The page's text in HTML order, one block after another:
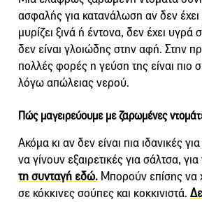
ασφαλής για κατανάλωση αν δεν
μυρίζει ξινά ή έντονα, δεν έχει υγρά
δεν είναι γλοιώδης στην αφή. Στην
πολλές φορές η γεύση της είναι πιο
λόγω απώλειας νερού.
Πώς μαγειρεύουμε με ζαρωμένες
Ακόμα κι αν δεν είναι πια ιδανικές
να γίνουν εξαιρετικές για σάλτσα,
τη συνταγή εδώ. Μπορούν επίσης να
σε κόκκινες σούπες και κοκκινιστά.